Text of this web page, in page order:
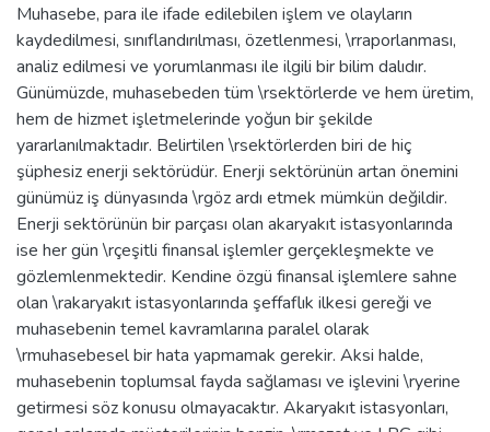
Muhasebe, para ile ifade edilebilen işlem ve olayların
kaydedilmesi, sınıflandırılması, özetlenmesi, \rraporlanması,
analiz edilmesi ve yorumlanması ile ilgili bir bilim dalıdır.
Günümüzde, muhasebeden tüm \rsektörlerde ve hem üretim,
hem de hizmet işletmelerinde yoğun bir şekilde
yararlanılmaktadır. Belirtilen \rsektörlerden biri de hiç
şüphesiz enerji sektörüdür. Enerji sektörünün artan önemini
günümüz iş dünyasında \rgöz ardı etmek mümkün değildir.
Enerji sektörünün bir parçası olan akaryakıt istasyonlarında
ise her gün \rçeşitli finansal işlemler gerçekleşmekte ve
gözlemlenmektedir. Kendine özgü finansal işlemlere sahne
olan \rakaryakıt istasyonlarında şeffaflık ilkesi gereği ve
muhasebenin temel kavramlarına paralel olarak
\rmuhasebesel bir hata yapmamak gerekir. Aksi halde,
muhasebenin toplumsal fayda sağlaması ve işlevini \ryerine
getirmesi söz konusu olmayacaktır. Akaryakıt istasyonları,